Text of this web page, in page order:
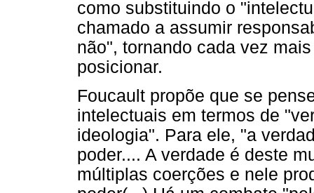
como substituindo o
chamado a assumir
não", tornando cada vez
posicionar.
Foucault propõe que se
intelectuais em termos de
ideologia". Para ele, "a
poder.... A verdade é deste
múltiplas coerções e nele